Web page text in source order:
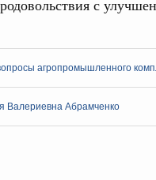
с
агропромышленного
Валериевна Абрамченко
200
для
Кравцов и
Гуров
открытий»